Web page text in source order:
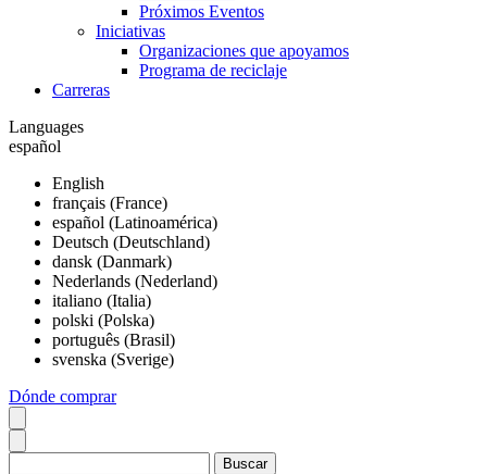
Próximos Eventos
Iniciativas
Organizaciones que apoyamos
Programa de reciclaje
Carreras
Languages
español
English
français (France)
español (Latinoamérica)
Deutsch (Deutschland)
dansk (Danmark)
Nederlands (Nederland)
italiano (Italia)
polski (Polska)
português (Brasil)
svenska (Sverige)
Dónde comprar